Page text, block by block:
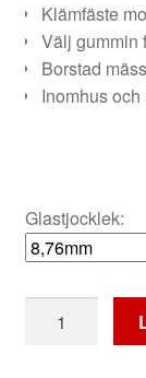
Klämfäste
Välj gummin
Borstad
Inomhus
Glastjocklek: